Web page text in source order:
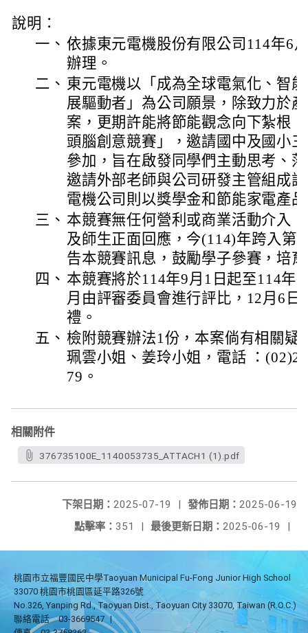
說明：
一、 依據東元電機股份有限公司114年6
辦理。
二、 東元電機以「成為全球電氣化、智
展驅動者」為公司願景，除致力於
案，更期許能將節能觀念向下紮根
頭腦創意競賽」，邀請國中及國小
參加，旨在啟發同學們主動思考、
邀請外部老師與公司研發主管組成
電機公司則以獎學金和節能家電產
三、 本競賽無任何營利或商業活動介入
及師生正面回應，今(114)年跨入第
告本競賽訊息，鼓勵學子參賽，培
四、 本競賽將於114年9月1日起至114年
月由評審委員會進行評比，12月6日
禮。
五、 檢附競賽辦法1份，本案倘有相關疑
珮雲小姐、姜玲小姐，電話 ：
79。
相關附件
376735100E_1140053735_ATTACH1 (1).pdf
發佈日期： 2025-06-19
下架日期： 2025-07-19
|
最後更新日期： 2025-06-19 |
點擊率： 351 |
桃園市立福豐國民中學Taoyuan Municipal Fu-Fong Junior High School
33070 桃園市桃園區延平路326號
No.326, Yanping Rd., Taoyuan Dist., Taoyuan City 33070, Taiwan (R.O.C.)
聯絡電話
03-3669547 |